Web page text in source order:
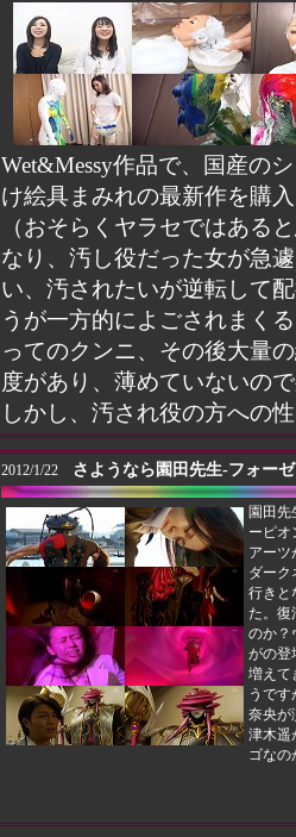
Wet&Messy作品で、国産の
け絵具まみれの最新作を購
（おそらくヤラセではある
なり、汚し役だった女が急
い、汚されたいが逆転して
うが一方的によごされまく
ってのクンニ、その後大量
度があり、薄めていないの
しかし、汚され役の方への
2012/1/22 さようなら園田先生-フォーゼ
園田先
ーピオ
アーツ
ダーク
行きと
た。復
のか？
がの登
増えて
うです
奈央が
津木遥
ゴなの